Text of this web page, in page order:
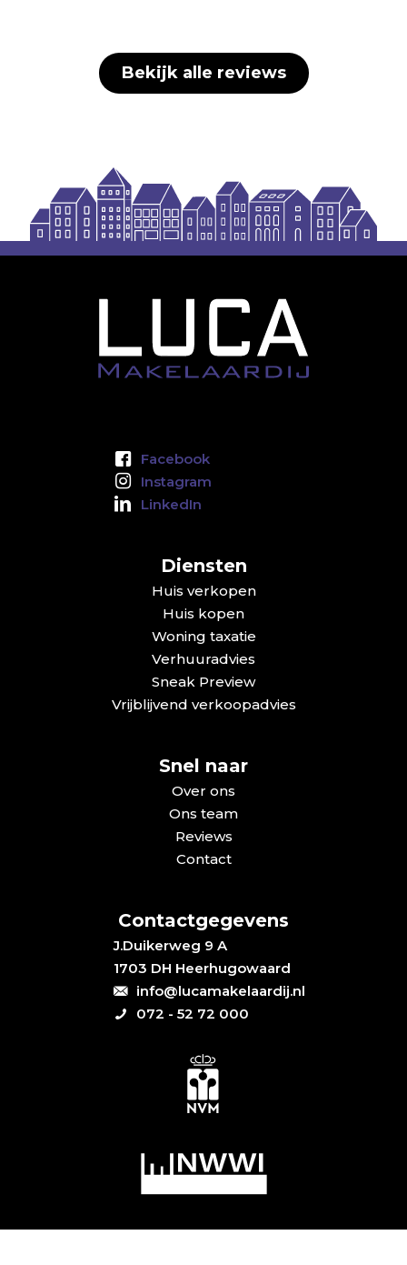
Bekijk alle reviews
Facebook
Instagram
LinkedIn
Diensten
Huis verkopen
Huis kopen
Woning taxatie
Verhuuradvies
Sneak Preview
Vrijblijvend verkoopadvies
Snel naar
Over ons
Ons team
Reviews
Contact
Contactgegevens
J.Duikerweg 9 A
1703 DH Heerhugowaard
info@lucamakelaardij.nl
072 - 52 72 000